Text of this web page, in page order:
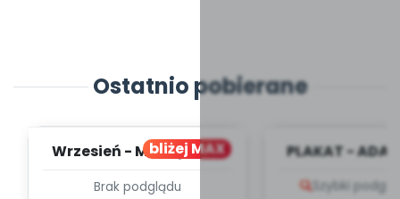
Ostatnio pobierane
bliżej MAX
Wrzesień - MIESIĘCZNY
WYCHOWAWCZO –
Brak podglądu
PLAKAT -
Szybki